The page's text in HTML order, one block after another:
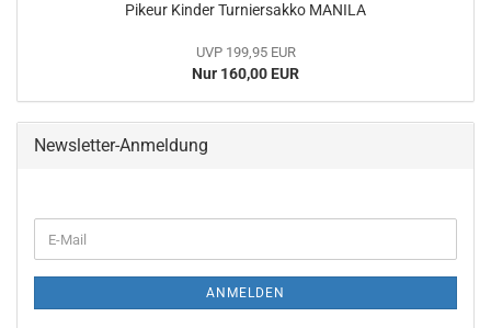
Pikeur Kinder Turniersakko MANILA
UVP 199,95 EUR
Nur 160,00 EUR
Newsletter-Anmeldung
ZUR
E-
Mail
ANMELDEN